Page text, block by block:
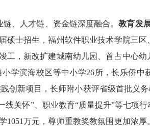
链、人才链 资金链深度融合。教育发
硕士招生，福州软件职业技术学院三
工， 新改扩建城南幼儿园、首占中心幼
小学滨海校区等中小学26所，长乐侨中
创新项目，长师附小获评省级首批义务
线关怀”、 职业教育“质量提升”等七项行
1051万元，尊师重教奖教氛围更加浓厚